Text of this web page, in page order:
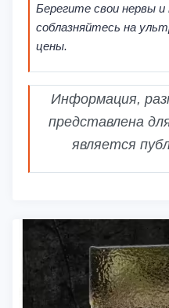
Берегите свои нервы и
соблазняйтесь на
цены.
Информация,
представлена
является